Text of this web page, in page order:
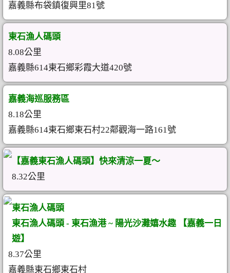
嘉義縣布袋鎮復興里81號
東石漁人碼頭
8.08公里
嘉義縣614東石鄉彩霞大道420號
嘉義海巡服務區
8.18公里
嘉義縣614東石鄉東石村22鄰觀海一路161號
【嘉義東石漁人碼頭】快來清涼一夏～
8.32公里
東石漁人碼頭
東石漁人碼頭 - 東石漁港 ~ 陽光沙灘嬉水趣 【嘉義一日
遊】
8.37公里
嘉義縣東石鄉東石村